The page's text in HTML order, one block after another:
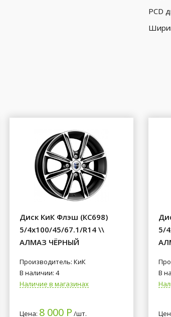
PCD
Диск КиК Флэш (КС698)
5/4x100/45/67.1/R14 \\
АЛМАЗ ЧЁРНЫЙ
Производитель: КиК
В наличии: 4
Наличие в магазинах
Цена: 8 000 Р /шт.
5/
В